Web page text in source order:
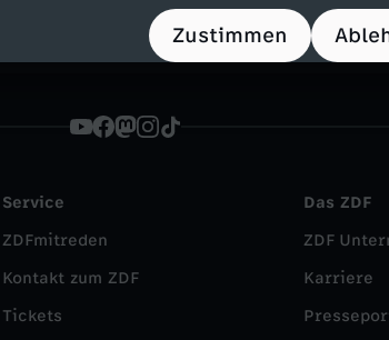
Zustimmen
Service
ZDFmitreden
Kontakt zum ZDF
Tickets
Das ZDF
ZDF
Karriere